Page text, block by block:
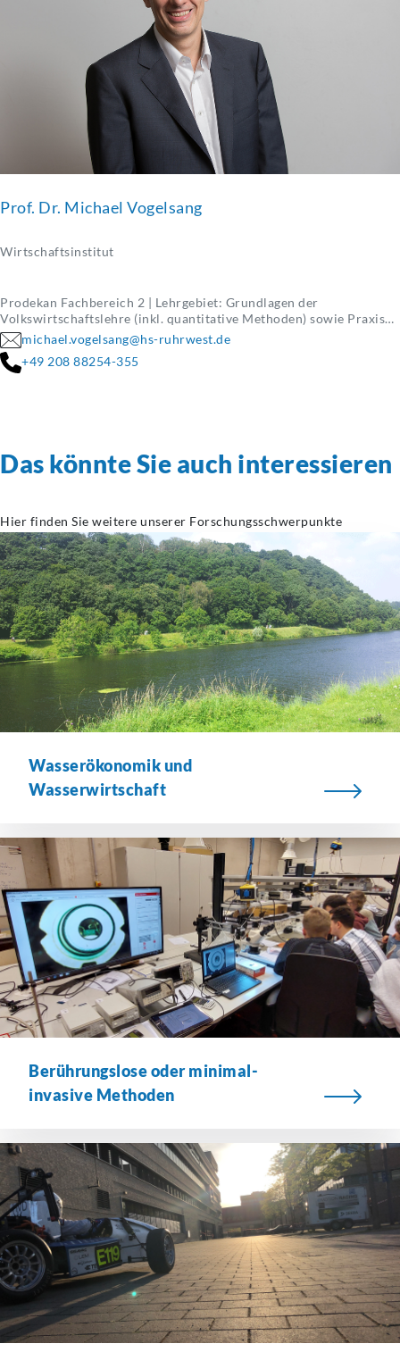
Prof. Dr. Michael Vogelsang
Wirtschaftsinstitut
Prodekan Fachbereich 2 | Lehrgebiet: Grundlagen der
Volkswirtschaftslehre (inkl. quantitative Methoden) sowie Praxis
des internationalen Managements
michael.vogelsang@hs-ruhrwest.de
+49 208 88254-355
Das könnte Sie auch interessieren
Hier finden Sie weitere unserer Forschungsschwerpunkte
Wasserökonomik und
Wasserwirtschaft
Berührungslose oder minimal-
invasive Methoden